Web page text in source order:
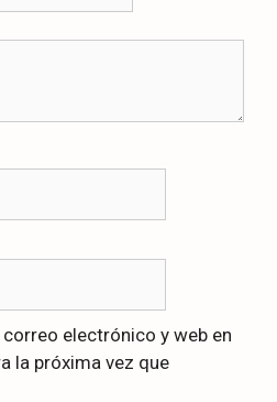
electrónico y web en
la próxima vez que